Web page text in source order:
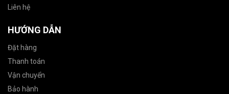
Liên hệ
HƯỚNG DẪN
Đặt hàng
Thanh toán
Vận chuyển
Bảo hành